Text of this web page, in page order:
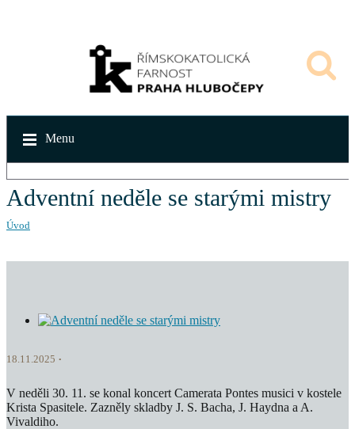
Menu
Adventní neděle se starými mistry
Úvod
18.11.2025
V neděli 30. 11. se konal koncert Camerata Pontes musici v kostele
Krista Spasitele. Zazněly skladby J. S. Bacha, J. Haydna a A.
Vivaldiho.